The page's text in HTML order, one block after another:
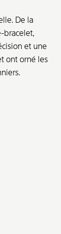
De la
bracelet,
et une
ont orné les